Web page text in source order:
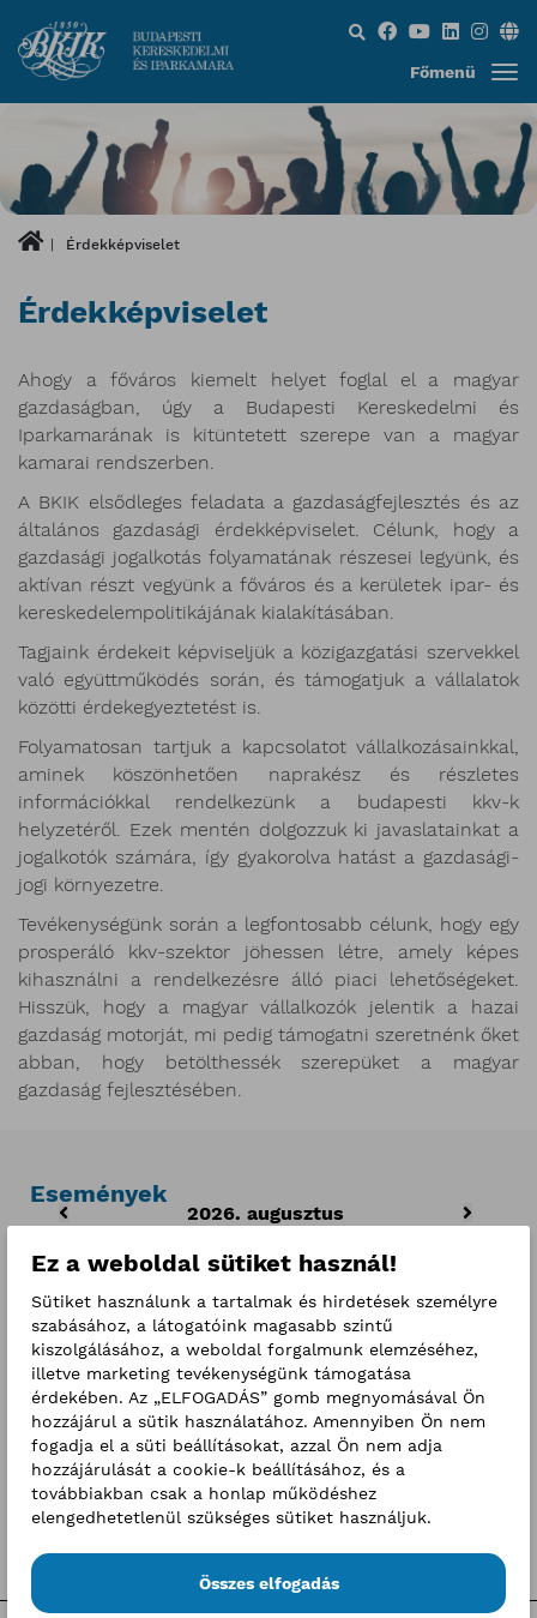
Keresés...
Főmenü
Érdekképviselet
Érdekképviselet
Ahogy a főváros kiemelt helyet foglal el a magyar
gazdaságban, úgy a Budapesti Kereskedelmi és
Iparkamarának is kitüntetett szerepe van a magyar
kamarai rendszerben.
A BKIK elsődleges feladata a gazdaságfejlesztés és az
általános gazdasági érdekképviselet. Célunk, hogy a
gazdasági jogalkotás folyamatának részesei legyünk, és
aktívan részt vegyünk a főváros és a kerületek ipar- és
kereskedelempolitikájának kialakításában.
Tagjaink érdekeit képviseljük a közigazgatási szervekkel
való együttműködés során, és támogatjuk a vállalatok
közötti érdekegyeztetést is.
Folyamatosan tartjuk a kapcsolatot vállalkozásainkkal,
aminek köszönhetően naprakész és részletes
információkkal rendelkezünk a budapesti kkv-k
helyzetéről. Ezek mentén dolgozzuk ki javaslatainkat a
jogalkotók számára, így gyakorolva hatást a gazdasági-
jogi környezetre.
Tevékenységünk során a legfontosabb célunk, hogy egy
prosperáló kkv-szektor jöhessen létre, amely képes
kihasználni a rendelkezésre álló piaci lehetőségeket.
Hisszük, hogy a magyar vállalkozók jelentik a hazai
gazdaság motorját, mi pedig támogatni szeretnénk őket
abban, hogy betölthessék szerepüket a magyar
gazdaság fejlesztésében.
Események
2026. augusztus
k sz cs
27
30 31 1 2
3 4 5 6 7
10 11 12 13 14 15 16
17 18 19 20 21 22 23
24 25 26 27 28 29
31 1 2 3 4 5
Ez a weboldal sütiket használ!
Sütiket használunk a tartalmak és hirdetések személyre
szabásához, a látogatóink magasabb szintű
kiszolgálásához, a weboldal forgalmunk elemzéséhez,
illetve marketing tevékenységünk támogatása
érdekében. Az „ELFOGADÁS” gomb megnyomásával Ön
hozzájárul a sütik használatához. Amennyiben Ön nem
fogadja el a süti beállításokat, azzal Ön nem adja
hozzájárulását a cookie-k beállításához, és a
továbbiakban csak a honlap működéshez
elengedhetetlenül szükséges sütiket használjuk.
Összes elfogadás